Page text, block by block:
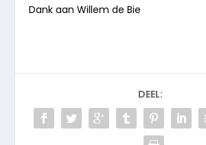
Dank aan Willem de Bie
DEEL: